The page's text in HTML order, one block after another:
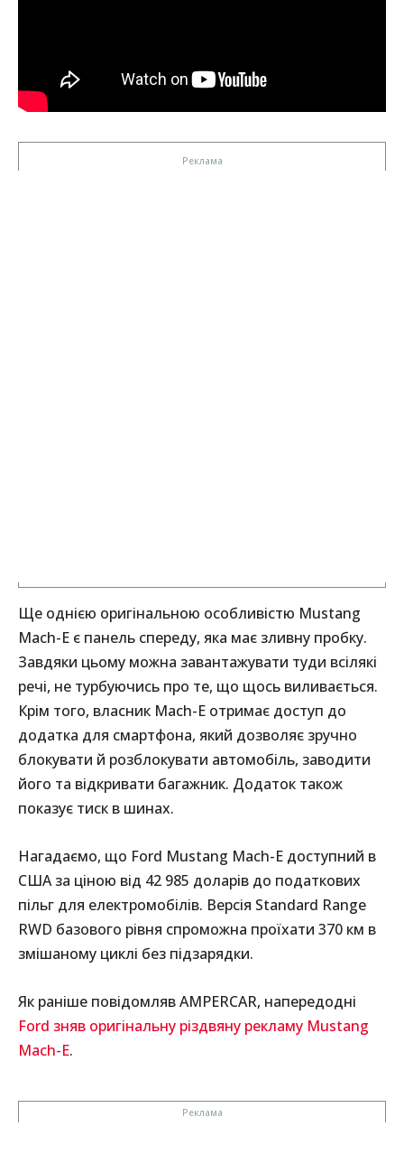
Ще однією оригінальною особливістю Mustang
Mach-E є панель спереду, яка має зливну пробку.
Завдяки цьому можна завантажувати туди всілякі
речі, не турбуючись про те, що щось виливається.
Крім того, власник Mach-E отримає доступ до
додатка для смартфона, який дозволяє зручно
блокувати й розблокувати автомобіль, заводити
його та відкривати багажник. Додаток також
показує тиск в шинах.
Нагадаємо, що Ford Mustang Mach-E доступний в
США за ціною від 42 985 доларів до податкових
пільг для електромобілів. Версія Standard Range
RWD базового рівня спроможна проїхати 370 км в
змішаному циклі без підзарядки.
Як раніше повідомляв AMPERCAR, напередодні
Ford зняв оригінальну різдвяну рекламу Mustang
Mach-E.